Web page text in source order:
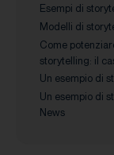
Esempi di
Modelli di
Come
storytelling: il
Un esempio di
Un esempio di
News